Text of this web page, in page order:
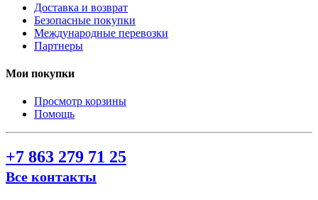
Доставка и возврат
Безопасные покупки
Международные перевозки
Партнеры
Мои покупки
Просмотр корзины
Помощь
+7 863 279 71 25
Все контакты